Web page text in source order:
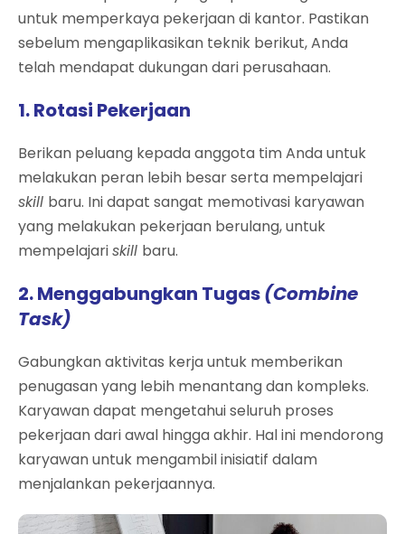
untuk memperkaya pekerjaan di kantor. Pastikan
sebelum mengaplikasikan teknik berikut, Anda
telah mendapat dukungan dari perusahaan.
1. Rotasi Pekerjaan
Berikan peluang kepada anggota tim Anda untuk
melakukan peran lebih besar serta mempelajari
skill baru. Ini dapat sangat memotivasi karyawan
yang melakukan pekerjaan berulang, untuk
mempelajariskill baru.
2. Menggabungkan Tugas(Combine
Task)
Gabungkan aktivitas kerja untuk memberikan
penugasan yang lebih menantang dan kompleks.
Karyawan dapat mengetahui seluruh proses
pekerjaan dari awal hingga akhir. Hal ini mendorong
karyawan untuk mengambil inisiatif dalam
menjalankan pekerjaannya.